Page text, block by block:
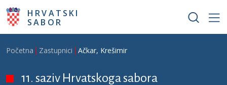
Skoči na glavni sadržaj
HRVATSKI
SABOR
Breadcrumb
Početna Zastupnici Ačkar, Krešimir
11. saziv Hrvatskoga sabora